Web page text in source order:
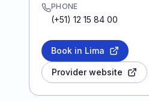
PHONE
(+51) 12 15 84 00
Book in Lima
Provider website